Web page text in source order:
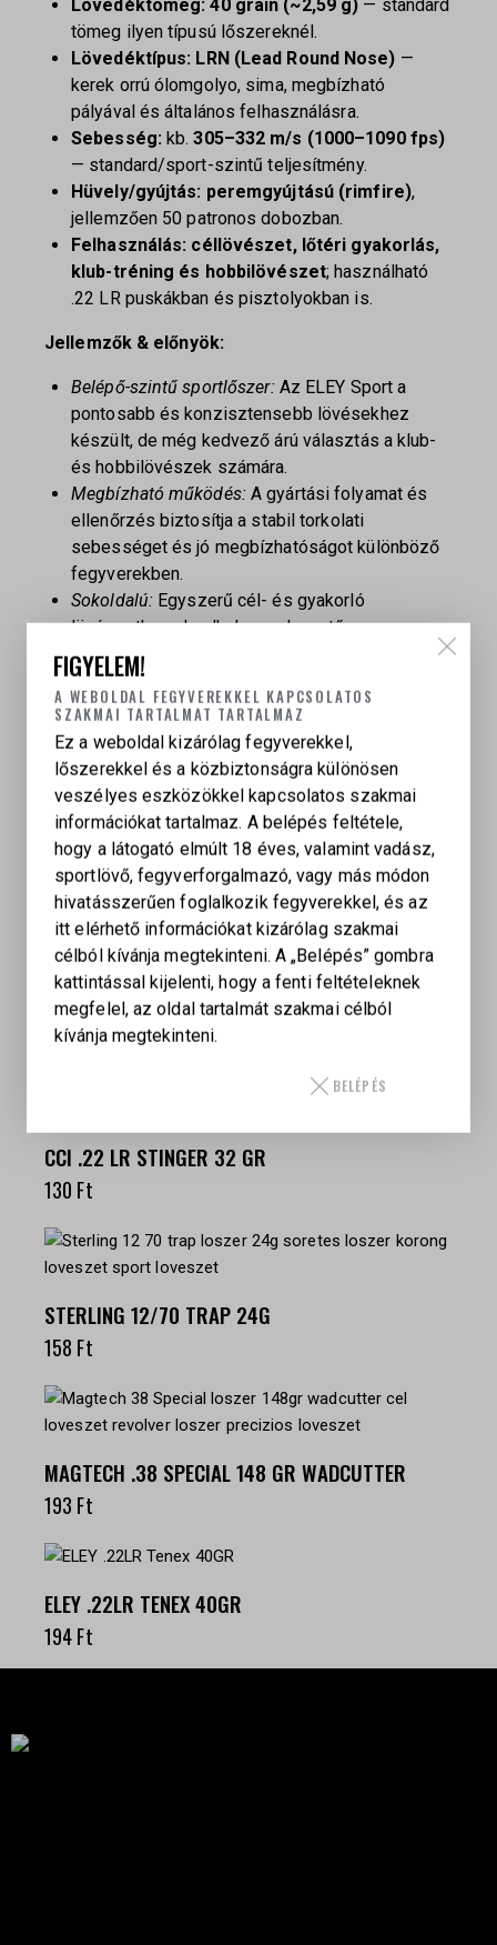
Lövedéktömeg: 40 grain (~2,59 g) — standard
tömeg ilyen típusú lőszereknél.
Lövedéktípus: LRN (Lead Round Nose) —
kerek orrú ólomgolyo, sima, megbízható
pályával és általános felhasználásra.
Sebesség: kb.305–332 m/s (1000–1090 fps)
— standard/sport-szintű teljesítmény.
Hüvely/gyújtás: peremgyújtású (rimfire),
jellemzően 50 patronos dobozban.
Felhasználás: céllövészet, lőtéri gyakorlás,
klub-tréning és hobbilövészet; használható
.22 LR puskákban és pisztolyokban is.
Jellemzők & előnyök:
Belépő-szintű sportlőszer:Az ELEY Sport a
pontosabb és konzisztensebb lövésekhez
készült, de még kedvező árú választás a klub-
és hobbilövészek számára.
Megbízható működés:A gyártási folyamat és
ellenőrzés biztosítja a stabil torkolati
sebességet és jó megbízhatóságot különböző
fegyverekben.
Sokoldalú: Egyszerű cél- és gyakorló
lövészethez, de alkalmas alapvető
versenyfeladatokhoz is akár puskával, akár
pisztollyal.
Rövid összefoglaló:
AzELEY .22 LR Sport 40 gregyáltalános sport-
és tréninglőszer , ami jó választás mindenkinek,
aki megbízható, következetes teljesítményt keres
hobbi- vagy klublövészethez anélkül, hogy prémium
match-szintű árba kerülne.
CCI .22 LR STINGER 32 GR
130 Ft
STERLING 12/70 TRAP 24G
158 Ft
MAGTECH .38 SPECIAL 148 GR WADCUTTER
193 Ft
ELEY .22LR TENEX 40GR
194Ft
FIGYELEM!
A WEBOLDAL FEGYVEREKKEL KAPCSOLATOS
SZAKMAI TARTALMAT TARTALMAZ
Ez a weboldal kizárólag fegyverekkel,
lőszerekkel és a közbiztonságra különösen
veszélyes eszközökkel kapcsolatos szakmai
információkat tartalmaz. A belépés feltétele,
hogy a látogató elmúlt 18 éves, valamint vadász,
sportlövő, fegyverforgalmazó, vagy más módon
hivatásszerűen foglalkozik fegyverekkel, és az
itt elérhető információkat kizárólag szakmai
célból kívánja megtekinteni. A „Belépés” gombra
kattintással kijelenti, hogy a fenti feltételeknek
megfelel, az oldal tartalmát szakmai célból
kívánja megtekinteni.
BELÉPÉS